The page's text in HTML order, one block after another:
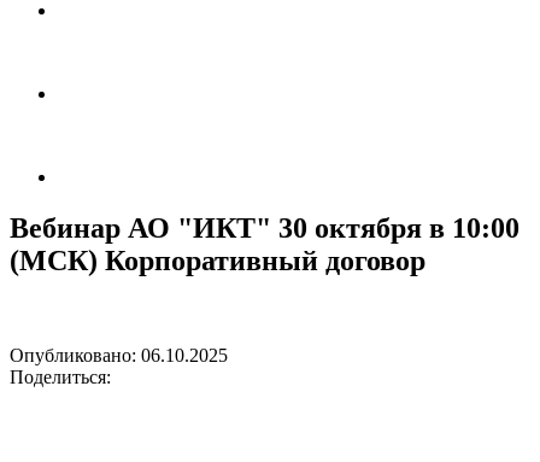
Вебинар АО "ИКТ" 30 октября в 10:00
(МСК) Корпоративный договор
Опубликовано: 06.10.2025
Поделиться: